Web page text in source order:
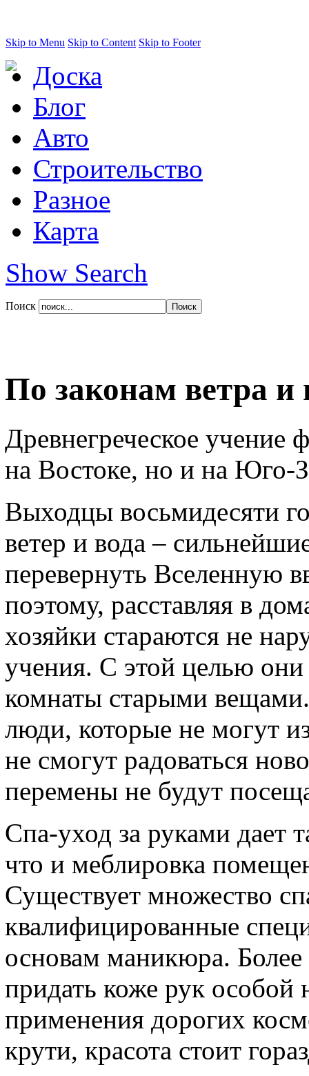
Skip to Menu Skip to Content Skip to Footer
Доска
Блог
Авто
Строительство
Разное
Карта
Show Search
Поиск
По законам ветра и
Древнегреческое учение
на Востоке, но и на Юго-
Выходцы восьмидесяти
ветер и вода –
перевернуть Вселенную
поэтому, расставляя в
хозяйки стараются не
учения. С этой целью они
комнаты старыми
люди, которые не могут
не смогут радоваться
перемены не будут
Спа-уход за руками дает
что и меблировка
Существует множество
квалифицированные
основам маникюра. Более
придать коже рук особой
применения дорогих
крути, красота стоит